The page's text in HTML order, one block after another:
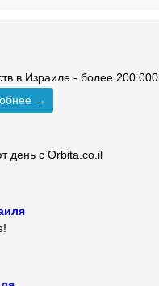
в Израиле - более 200 000
→
день с Orbita.co.il